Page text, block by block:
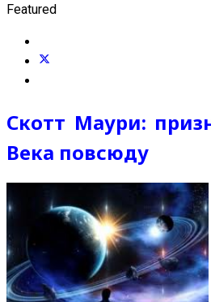
Featured
Скотт Маури:
Века повсюду